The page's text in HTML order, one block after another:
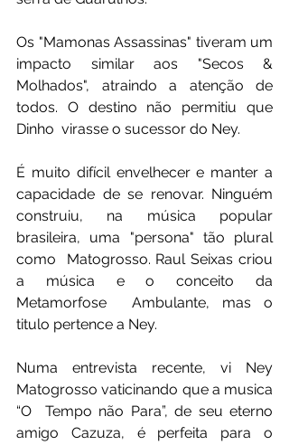
Os "Mamonas Assassinas" tiveram um
impacto similar aos "Secos &
Molhados", atraindo a atenção de
todos. O destino não permitiu que
Dinho  virasse o sucessor do Ney.
É muito difícil envelhecer e manter a
capacidade de se renovar. Ninguém
construiu, na música popular
brasileira, uma "persona" tão plural
como  Matogrosso. Raul Seixas criou
a música e o conceito da
Metamorfose  Ambulante, mas o
titulo pertence a Ney.
Numa entrevista recente, vi Ney
Matogrosso vaticinando que a musica
“O  Tempo não Para”, de seu eterno
amigo Cazuza, é perfeita para o